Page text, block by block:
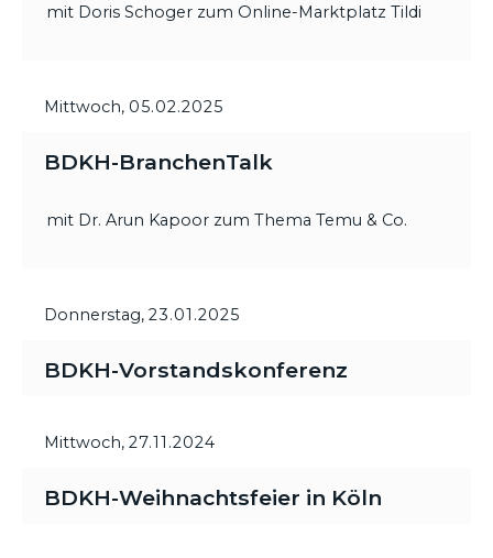
mit Doris Schoger zum Online-Marktplatz Tildi
Mittwoch, 05.02.2025
BDKH-BranchenTalk
mit Dr. Arun Kapoor zum Thema Temu & Co.
Donnerstag, 23.01.2025
BDKH-Vorstandskonferenz
Mittwoch, 27.11.2024
BDKH-Weihnachtsfeier in Köln